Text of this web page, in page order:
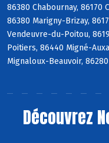
86380 Chabournay, 86170
86380 Marigny-Brizay,
Vendeuvre-du-Poitou,
Poitiers, 86440 Migné-
Mignaloux-Beauvoir,
Découvrez